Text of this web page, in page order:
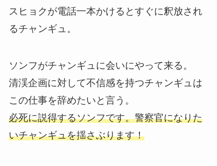
スヒョクが電話一本かけるとすぐに釈放され
るチャンギュ。
ソンフがチャンギュに会いにやって来る。
清渓企画に対して不信感を持つチャンギュは
この仕事を辞めたいと言う。
必死に説得するソンフです。警察官になりた
いチャンギュを揺さぶります！